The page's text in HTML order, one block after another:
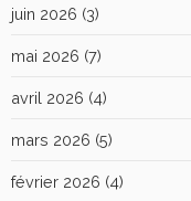
juin 2026 (3)
mai 2026 (7)
avril 2026 (4)
mars 2026 (5)
février 2026 (4)